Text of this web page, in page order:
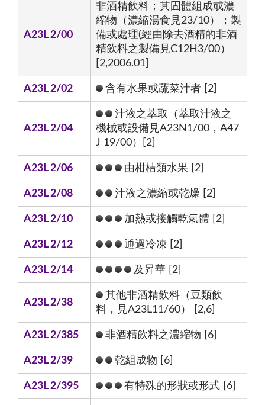
A23L 2/00
非酒精飲料；其固體組成或濃
縮物（濃縮湯食見23/10）；製
備或處理(經由除去酒精的非酒
精飲料之製備見C12H3/00）
[2,2006.01]
A23L 2/02 含有水果或蔬菜汁者 [2]
A23L 2/04
汁液之萃取（萃取汁液之
機械或設備見A23N1/00，A47
J 19/00）[2]
A23L 2/06 由柑桔類水果 [2]
A23L 2/08 汁液之濃縮或乾燥 [2]
A23L 2/10 加熱或接觸乾氣體 [2]
A23L 2/12 通過冷凍 [2]
A23L 2/14 及昇華 [2]
A23L 2/38
其他非酒精飲料（豆類飲
料，見A23L11/60） [2,6]
A23L 2/385 非酒精飲料之濃縮物 [6]
A23L 2/39 乾組成物 [6]
A23L 2/395 有特殊的形狀或形式 [6]